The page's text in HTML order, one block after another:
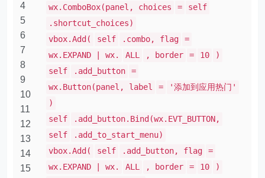
4
5
6
7
8
9
10
11
12
13
14
15
wx.ComboBox(panel, choices
=
self
.shortcut_choices)
vbox.Add(
self .combo, flag
=
wx.EXPAND | wx.
ALL , border = 10
)
self
.add_button
=
wx.Button(panel, label
=
'添加到应用热门'
)
self
.add_button.Bind(wx.EVT_BUTTON,
self
.add_to_start_menu)
vbox.Add(
self .add_button, flag
=
wx.EXPAND | wx.
ALL , border = 10
)